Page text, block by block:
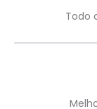
Todo